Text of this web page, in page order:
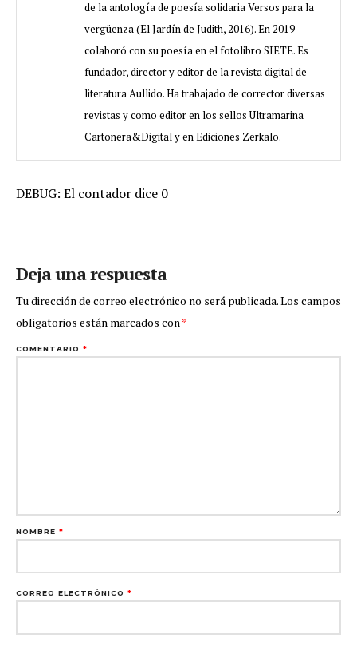
de la antología de poesía solidaria Versos para la
vergüenza (El Jardín de Judith, 2016). En 2019
colaboró con su poesía en el fotolibro SIETE. Es
fundador, director y editor de la revista digital de
literatura Aullido. Ha trabajado de corrector diversas
revistas y como editor en los sellos Ultramarina
Cartonera&Digital y en Ediciones Zerkalo.
DEBUG: El contador dice 0
Deja una respuesta
Tu dirección de correo electrónico no será publicada.Los campos
obligatorios están marcados con*
COMENTARIO *
NOMBRE *
CORREO ELECTRÓNICO *